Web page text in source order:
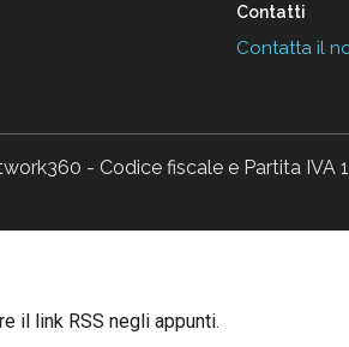
Contatti
Contatta il
- Codice fiscale e Partita IVA
il link RSS negli appunti.